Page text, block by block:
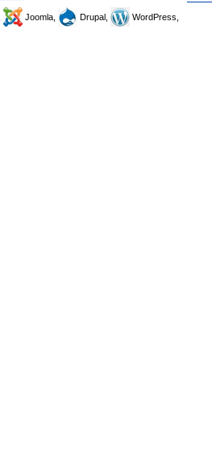
Joomla, Drupal,
WordPress,